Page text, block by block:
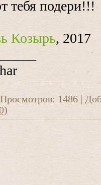
тебя подери!!!
Козырь, 2017
Просмотров: 1486